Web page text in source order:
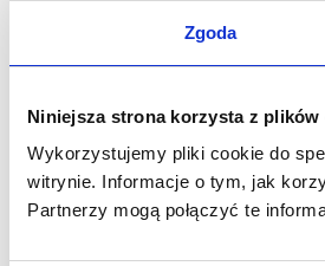
Zgoda
Niniejsza strona korzysta z plików
Wykorzystujemy pliki cookie do
witrynie. Informacje o tym, jak
Partnerzy mogą połączyć te